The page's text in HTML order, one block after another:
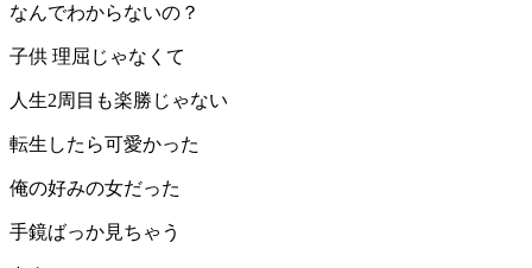
なんでわからないの？
子供 理屈じゃなくて
人生2周目も楽勝じゃない
転生したら可愛かった
俺の好みの女だった
手鏡ばっか見ちゃう